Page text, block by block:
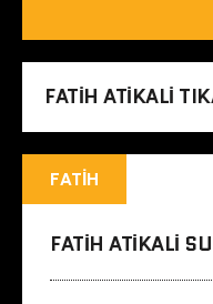
FATIH ATIKALI
FATIH
FATIH ATIKALI